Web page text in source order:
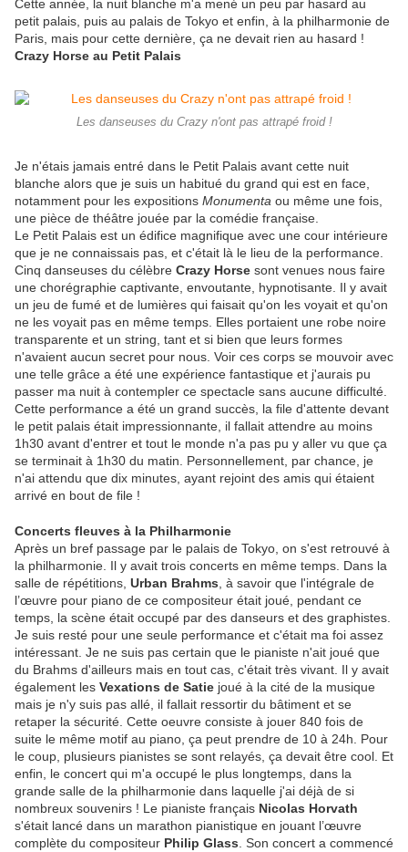
Cette année, la nuit blanche m'a mené un peu par hasard au
petit palais, puis au palais de Tokyo et enfin, à la philharmonie de
Paris, mais pour cette dernière, ça ne devait rien au hasard !
Crazy Horse au Petit Palais
Les danseuses du Crazy n'ont pas attrapé froid !
Je n'étais jamais entré dans le Petit Palais avant cette nuit
blanche alors que je suis un habitué du grand qui est en face,
notamment pour les expositions Monumenta ou même une fois,
une pièce de théâtre jouée par la comédie française.
Le Petit Palais est un édifice magnifique avec une cour intérieure
que je ne connaissais pas, et c'était là le lieu de la performance.
Cinq danseuses du célèbre Crazy Horse sont venues nous faire
une chorégraphie captivante, envoutante, hypnotisante. Il y avait
un jeu de fumé et de lumières qui faisait qu'on les voyait et qu'on
ne les voyait pas en même temps. Elles portaient une robe noire
transparente et un string, tant et si bien que leurs formes
n'avaient aucun secret pour nous. Voir ces corps se mouvoir avec
une telle grâce a été une expérience fantastique et j'aurais pu
passer ma nuit à contempler ce spectacle sans aucune difficulté.
Cette performance a été un grand succès, la file d'attente devant
le petit palais était impressionnante, il fallait attendre au moins
1h30 avant d'entrer et tout le monde n'a pas pu y aller vu que ça
se terminait à 1h30 du matin. Personnellement, par chance, je
n'ai attendu que dix minutes, ayant rejoint des amis qui étaient
arrivé en bout de file !
Concerts fleuves à la Philharmonie
Après un bref passage par le palais de Tokyo, on s'est retrouvé à
la philharmonie. Il y avait trois concerts en même temps. Dans la
salle de répétitions, Urban Brahms , à savoir que l'intégrale de
l’œuvre pour piano de ce compositeur était joué, pendant ce
temps, la scène était occupé par des danseurs et des graphistes.
Je suis resté pour une seule performance et c'était ma foi assez
intéressant. Je ne suis pas certain que le pianiste n'ait joué que
du Brahms d'ailleurs mais en tout cas, c'était très vivant. Il y avait
également les Vexations de Satie joué à la cité de la musique
mais je n'y suis pas allé, il fallait ressortir du bâtiment et se
retaper la sécurité. Cette oeuvre consiste à jouer 840 fois de
suite le même motif au piano, ça peut prendre de 10 à 24h. Pour
le coup, plusieurs pianistes se sont relayés, ça devait être cool. Et
enfin, le concert qui m'a occupé le plus longtemps, dans la
grande salle de la philharmonie dans laquelle j'ai déjà de si
nombreux souvenirs ! Le pianiste français Nicolas Horvath
s'était lancé dans un marathon pianistique en jouant l’œuvre
complète du compositeur Philip Glass . Son concert a commencé